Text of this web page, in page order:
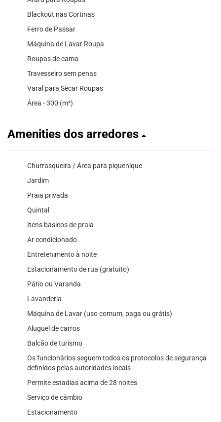
Blackout nas Cortinas
Ferro de Passar
Máquina de Lavar Roupa
Roupas de cama
Travesseiro sem penas
Varal para Secar Roupas
Área - 300 (m²)
Amenities dos arredores
Churrasqueira / Área para piquenique
Jardim
Praia privada
Quintal
Itens básicos de praia
Ar condicionado
Entretenimento à noite
Estacionamento de rua (gratuito)
Pátio ou Varanda
Lavanderia
Máquina de Lavar (uso comum, paga ou grátis)
Aluguel de carros
Balcão de turismo
Os funcionários seguem todos os protocolos de segurança
definidos pelas autoridades locais
Permite estadias acima de 28 noites
Serviço de câmbio
Estacionamento